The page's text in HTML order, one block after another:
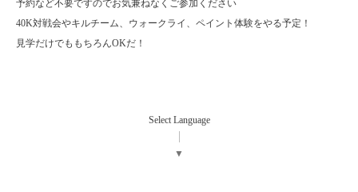
予約など不要ですのでお気兼ねなくご参加ください
40K対戦会やキルチーム、ウォークライ、ペイント体験をやる予定！
見学だけでももちろんOKだ！
Select Language
▼